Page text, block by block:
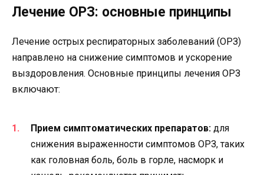
Лечение ОРЗ: основные принципы
Лечение острых респираторных заболеваний (ОРЗ)
направлено на снижение симптомов и ускорение
выздоровления. Основные принципы лечения ОРЗ
включают:
Прием симптоматических препаратов: для
снижения выраженности симптомов ОРЗ, таких
как головная боль, боль в горле, насморк и